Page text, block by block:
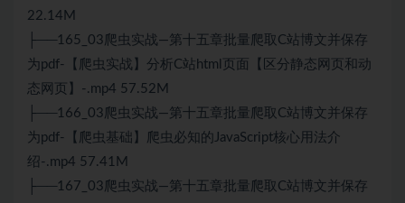
22.14M
├──165_03爬虫实战—第十五章批量爬取C站博文并保存
为pdf-【爬虫实战】分析C站html页面【区分静态网页和动
态网页】-.mp4 57.52M
├──166_03爬虫实战—第十五章批量爬取C站博文并保存
为pdf-【爬虫基础】爬虫必知的JavaScript核心用法介
绍-.mp4 57.41M
├──167_03爬虫实战—第十五章批量爬取C站博文并保存